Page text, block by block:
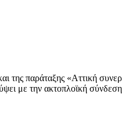
παράταξης «Αττική
με την ακτοπλοϊκή